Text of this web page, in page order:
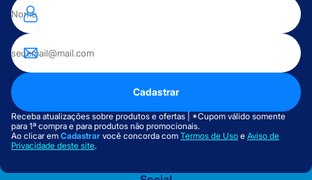
Cadastrar
Receba atualizações sobre produtos e ofertas | *Cupom válido somente
para 1ª compra e para produtos não promocionais.
Ao clicar em Cadastrar você concorda com Termos de Uso e Aviso de
Privacidade deste site.